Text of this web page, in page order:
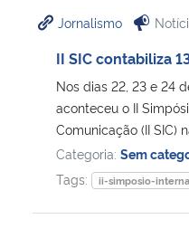
Ministério da Cidadania
Ministério de Minas e Energia
Ministério da Ciência, Tecnologia,
Ministério do Meio Ambiente
Jornalismo
II SIC contabiliza
Nos dias 22, 23 e 24
aconteceu o II
Comunicação (II SIC)
Categoria: Sem
Tags:
ii-simposio-